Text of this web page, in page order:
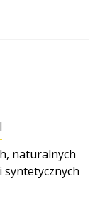
naturalnych
syntetycznych